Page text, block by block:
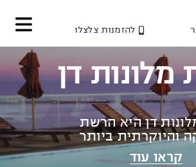
להזמנות צלצלו
מלונות דן
דן היא הרשת
והיוקרתית ביותר
בישראל
קראו עוד